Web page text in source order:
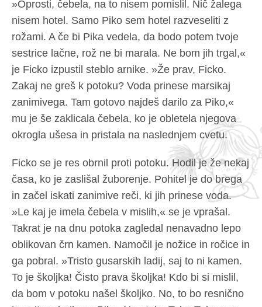
»Oprosti, čebela, na to nisem pomislil. Nič žalega
nisem hotel. Samo Piko sem hotel razveseliti z
rožami. A če bi Pika vedela, da bodo potem tvoje
sestrice lačne, rož ne bi marala. Ne bom jih trgal,«
je Ficko izpustil steblo arnike. »Že prav, Ficko.
Zakaj ne greš k potoku? Voda prinese marsikaj
zanimivega. Tam gotovo najdeš darilo za Piko,«
mu je še zaklicala čebela, ko je obletela njegova
okrogla ušesa in pristala na naslednjem cvetu.
Ficko se je res obrnil proti potoku. Hodil je že nekaj
časa, ko je zaslišal žuborenje. Pohitel je do brega
in začel iskati zanimive reči, ki jih prinese voda.
»Le kaj je imela čebela v mislih,« se je vprašal.
Takrat je na dnu potoka zagledal nenavadno lepo
oblikovan črn kamen. Namočil je nožice in ročice in
ga pobral. »Tristo gusarskih ladij, saj to ni kamen.
To je školjka! Čisto prava školjka! Kdo bi si mislil,
da bom v potoku našel školjko. No, to bo resnično